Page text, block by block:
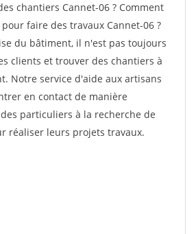
chantiers Cannet-06 ? Comment
faire des travaux Cannet-06 ?
du bâtiment, il n'est pas toujours
clients et trouver des chantiers à
Notre service d'aide aux artisans
en contact de manière
particuliers à la recherche de
réaliser leurs projets travaux.